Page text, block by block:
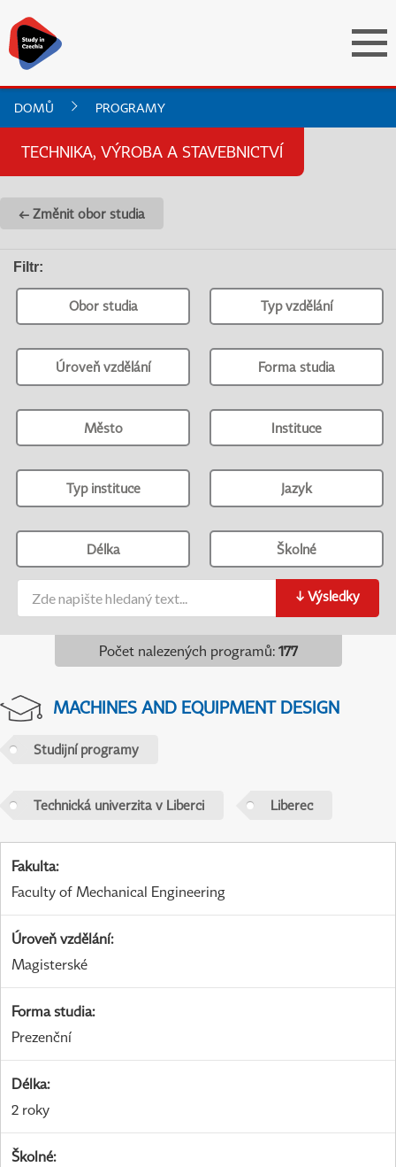
DOMŮ PROGRAMY
TECHNIKA, VÝROBA A STAVEBNICTVÍ
← Změnit obor studia
Filtr:
Obor studia Typ vzdělání
Úroveň vzdělání Forma studia
Město Instituce
Typ instituce Jazyk
Délka Školné
↓ Výsledky
Počet nalezených programů: 177
MACHINES AND EQUIPMENT DESIGN
Studijní programy
Technická univerzita v Liberci Liberec
Fakulta:
Faculty of Mechanical Engineering
Úroveň vzdělání:
Magisterské
Forma studia:
Prezenční
Délka:
2 roky
Školné: